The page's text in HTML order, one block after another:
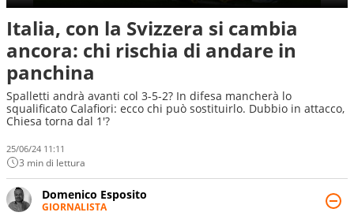
Italia, con la Svizzera si cambia
ancora: chi rischia di andare in
panchina
Spalletti andrà avanti col 3-5-2? In difesa mancherà lo
squalificato Calafiori: ecco chi può sostituirlo. Dubbio in attacco,
Chiesa torna dal 1'?
25/06/24 11:11
3 min di lettura
Domenico Esposito
GIORNALISTA